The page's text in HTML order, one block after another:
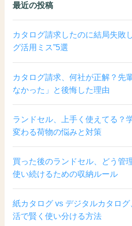
最近の投稿
カタログ請求したのに結局失敗
グ活用ミス”5選
カタログ請求、何社が正解？先
なかった」と後悔した理由
ランドセル、上手く使えてる？
変わる荷物の悩みと対策
買った後のランドセル、どう管
使い続けるための収納ルール
紙カタログ vs デジタルカタロ
活で賢く使い分ける方法